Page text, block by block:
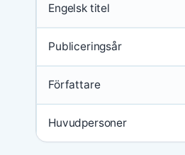
Engelsk titel
Publiceringsår
Författare
Huvudpersoner